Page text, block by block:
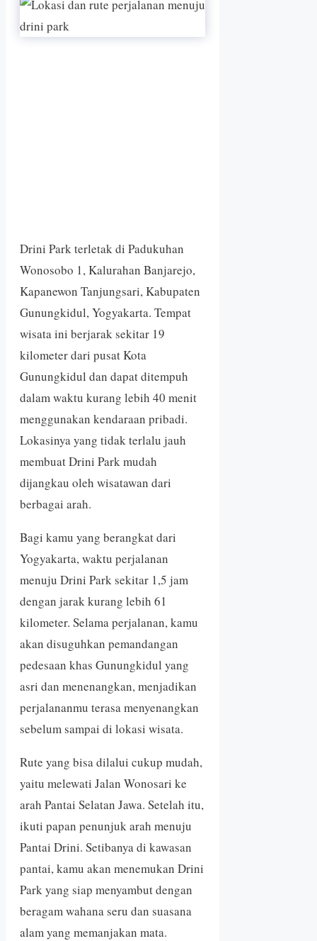
Drini Park terletak di Padukuhan
Wonosobo 1, Kalurahan Banjarejo,
Kapanewon Tanjungsari, Kabupaten
Gunungkidul, Yogyakarta. Tempat
wisata ini berjarak sekitar 19
kilometer dari pusat Kota
Gunungkidul dan dapat ditempuh
dalam waktu kurang lebih 40 menit
menggunakan kendaraan pribadi.
Lokasinya yang tidak terlalu jauh
membuat Drini Park mudah
dijangkau oleh wisatawan dari
berbagai arah.
Bagi kamu yang berangkat dari
Yogyakarta, waktu perjalanan
menuju Drini Park sekitar 1,5 jam
dengan jarak kurang lebih 61
kilometer. Selama perjalanan, kamu
akan disuguhkan pemandangan
pedesaan khas Gunungkidul yang
asri dan menenangkan, menjadikan
perjalananmu terasa menyenangkan
sebelum sampai di lokasi wisata.
Rute yang bisa dilalui cukup mudah,
yaitu melewati Jalan Wonosari ke
arah Pantai Selatan Jawa. Setelah itu,
ikuti papan penunjuk arah menuju
Pantai Drini. Setibanya di kawasan
pantai, kamu akan menemukan Drini
Park yang siap menyambut dengan
beragam wahana seru dan suasana
alam yang memanjakan mata.